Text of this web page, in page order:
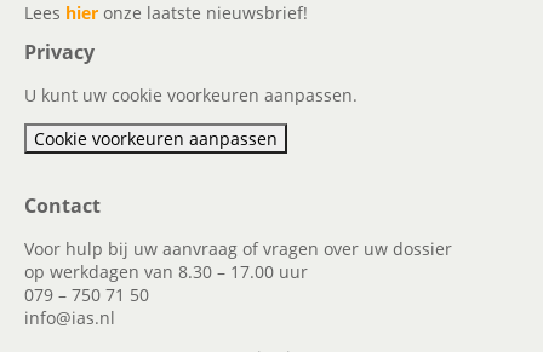
Lees hier onze laatste nieuwsbrief!
Privacy
U kunt uw cookie voorkeuren aanpassen.
Cookie voorkeuren aanpassen
Contact
Voor hulp bij uw aanvraag of vragen over uw dossier
op werkdagen van 8.30 – 17.00 uur
079 – 750 71 50
info@ias.nl